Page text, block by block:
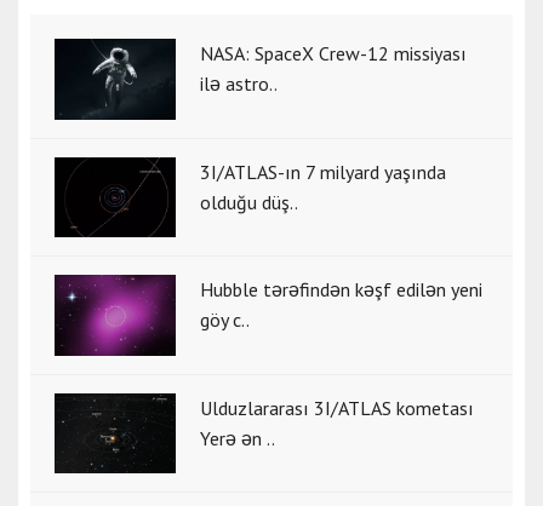
NASA: SpaceX Crew-12 missiyası
ilə astro..
3I/ATLAS-ın 7 milyard yaşında
olduğu düş..
Hubble tərəfindən kəşf edilən yeni
göy c..
Ulduzlararası 3I/ATLAS kometası
Yerə ən ..